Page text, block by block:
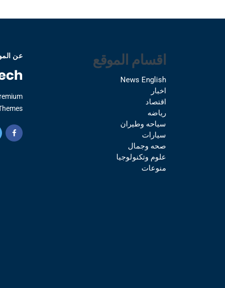
اقسام الموقع
News English
اخبار
اقتصاد
رياضه
سياحه وطيران
سيارات
صحه وجمال
علوم وتكنولوجيا
منوعات
عن